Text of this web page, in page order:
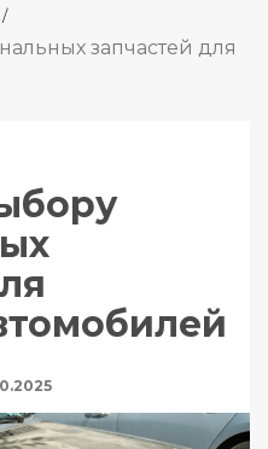
запчастей для